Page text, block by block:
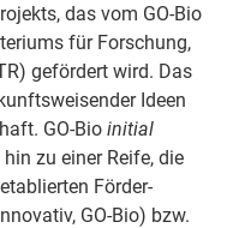
das vom GO-Bio
für Forschung,
gefördert wird. Das
Ideen
GO-Bio initial
zu einer Reife, die
Förder­
GO-Bio) bzw.